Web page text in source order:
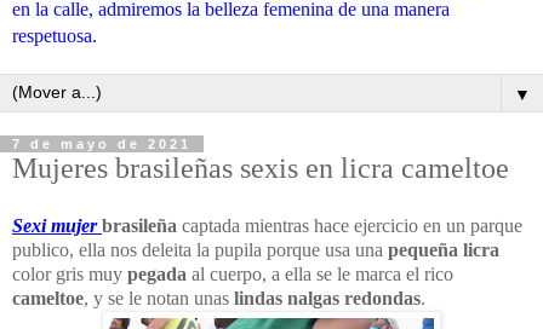
en la calle, admiremos la belleza femenina de una manera
respetuosa.
▼
7 de mayo de 2021
Mujeres brasileñas sexis en licra cameltoe
Sexi mujerbrasileña captada mientras hace ejercicio en un parque
publico, ella nos deleita la pupila porque usa una pequeña licra
color gris muy pegada al cuerpo, a ella se le marca el rico
cameltoe, y se le notan unas lindas nalgas redondas.